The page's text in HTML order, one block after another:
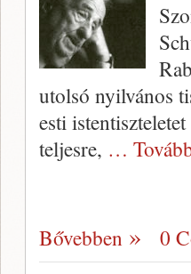
utolsó nyilvános
esti
teljesre, …
Bővebben 0